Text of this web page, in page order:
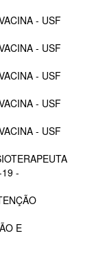
- USF
- USF
- USF
- USF
- USF
-
E